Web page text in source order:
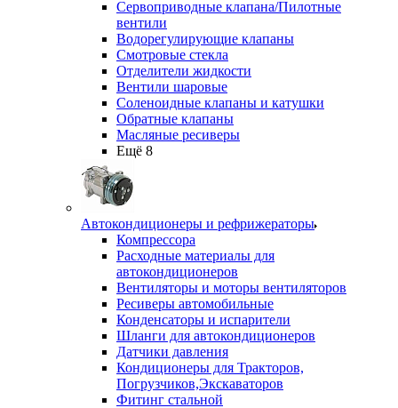
Сервоприводные клапана/Пилотные
вентили
Водорегулирующие клапаны
Смотровые стекла
Отделители жидкости
Вентили шаровые
Соленоидные клапаны и катушки
Обратные клапаны
Масляные ресиверы
Ещё 8
Автокондиционеры и рефрижераторы
Компрессора
Расходные материалы для
автокондиционеров
Вентиляторы и моторы вентиляторов
Ресиверы автомобильные
Конденсаторы и испарители
Шланги для автокондиционеров
Датчики давления
Кондиционеры для Тракторов,
Погрузчиков,Экскаваторов
Фитинг стальной